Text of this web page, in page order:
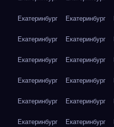
Екатеринбург Екатеринбург
Екатеринбург Екатеринбург
Екатеринбург Екатеринбург
Екатеринбург Екатеринбург
Екатеринбург Екатеринбург
Екатеринбург Екатеринбург